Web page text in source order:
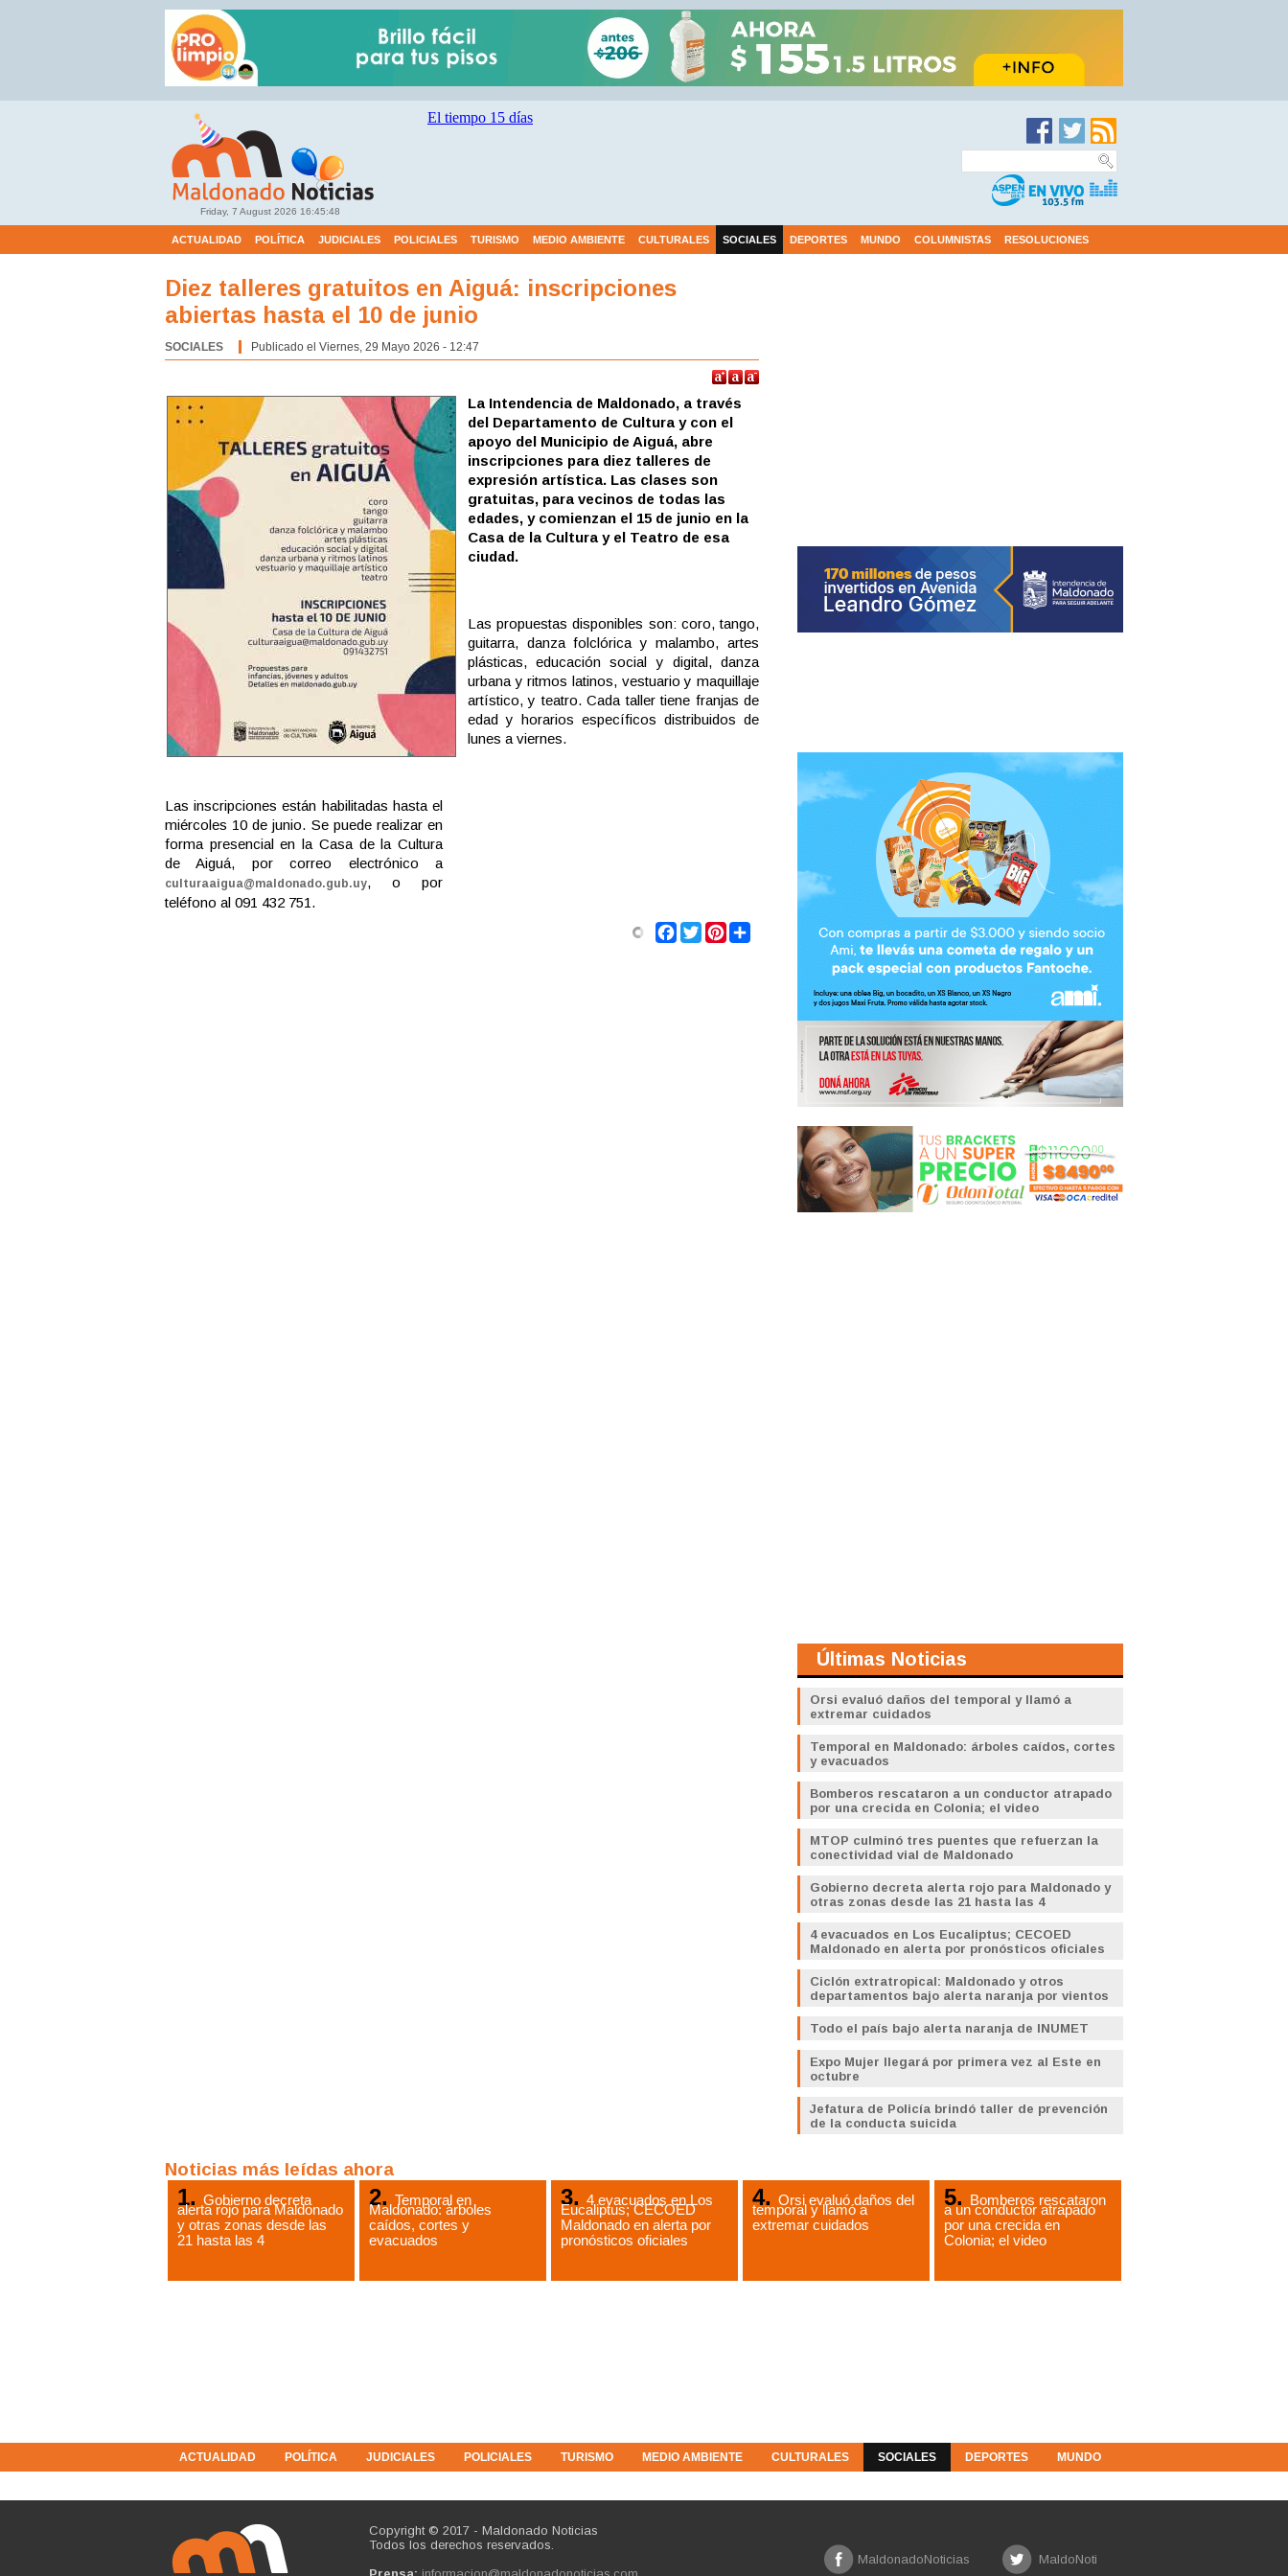
Friday, 7 August 2026 16:45:49
ACTUALIDAD POLÍTICA JUDICIALES POLICIALES TURISMO MEDIO AMBIENTE CULTURALES SOCIALES DEPORTES MUNDO COLUMNISTAS RESOLUCIONES
Diez talleres gratuitos en Aiguá: inscripciones
abiertas hasta el 10 de junio
SOCIALES Publicado el Viernes, 29 Mayo 2026 - 12:47
La Intendencia de Maldonado, a través
del Departamento de Cultura y con el
apoyo del Municipio de Aiguá, abre
inscripciones para diez talleres de
expresión artística. Las clases son
gratuitas, para vecinos de todas las
edades, y comienzan el 15 de junio en la
Casa de la Cultura y el Teatro de esa
ciudad.
Las propuestas disponibles son: coro, tango,
guitarra, danza folclórica y malambo, artes
plásticas, educación social y digital, danza
urbana y ritmos latinos, vestuario y maquillaje
artístico, y teatro. Cada taller tiene franjas de
edad y horarios específicos distribuidos de
lunes a viernes.
Las inscripciones están habilitadas hasta el
miércoles 10 de junio. Se puede realizar en
forma presencial en la Casa de la Cultura
de Aiguá, por correo electrónico a
culturaaigua@maldonado.gub.uy, o por
teléfono al 091 432 751.
Facebook
TwitterPinterest
Últimas Noticias
Orsi evaluó daños del temporal y llamó a
extremar cuidados
Temporal en Maldonado: árboles caídos, cortes
y evacuados
Bomberos rescataron a un conductor atrapado
por una crecida en Colonia; el video
MTOP culminó tres puentes que refuerzan la
conectividad vial de Maldonado
Gobierno decreta alerta rojo para Maldonado y
otras zonas desde las 21 hasta las 4
4 evacuados en Los Eucaliptus; CECOED
Maldonado en alerta por pronósticos oficiales
Ciclón extratropical: Maldonado y otros
departamentos bajo alerta naranja por vientos
Todo el país bajo alerta naranja de INUMET
Expo Mujer llegará por primera vez al Este en
octubre
Jefatura de Policía brindó taller de prevención
de la conducta suicida
Noticias más leídas ahora
Gobierno decreta
alerta rojo para Maldonado
y otras zonas desde las
21 hasta las 4
Temporal en
Maldonado: árboles
caídos, cortes y
evacuados
4 evacuados en Los
Eucaliptus; CECOED
Maldonado en alerta por
pronósticos oficiales
Orsi evaluó daños del
temporal y llamó a
extremar cuidados
Bomberos rescataron
a un conductor atrapado
por una crecida en
Colonia; el video
ACTUALIDAD POLÍTICA JUDICIALES POLICIALES TURISMO MEDIO AMBIENTE CULTURALES SOCIALES DEPORTES MUNDO
Copyright © 2017 - Maldonado Noticias
Todos los derechos reservados.
MaldonadoNoticias MaldoNoti